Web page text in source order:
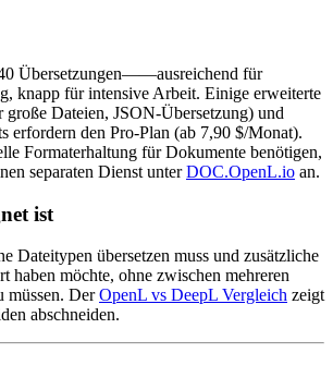
Übersetzungen——ausreichend für
knapp für intensive Arbeit. Einige erweiterte
Dateien, JSON-Übersetzung) und
erfordern den Pro-Plan (ab 7,90 $/Monat).
Formaterhaltung für Dokumente benötigen,
separaten Dienst unterDOC.OpenL.io an.
ist
Dateitypen übersetzen muss und zusätzliche
haben möchte, ohne zwischen mehreren
müssen. DerOpenL vs DeepL Vergleich zeigt
abschneiden.